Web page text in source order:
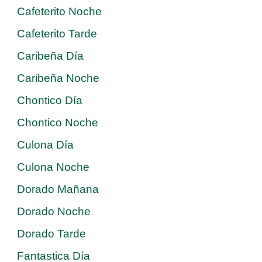
Cafeterito Noche
Cafeterito Tarde
Caribeña Día
Caribeña Noche
Chontico Día
Chontico Noche
Culona Día
Culona Noche
Dorado Mañana
Dorado Noche
Dorado Tarde
Fantastica Día